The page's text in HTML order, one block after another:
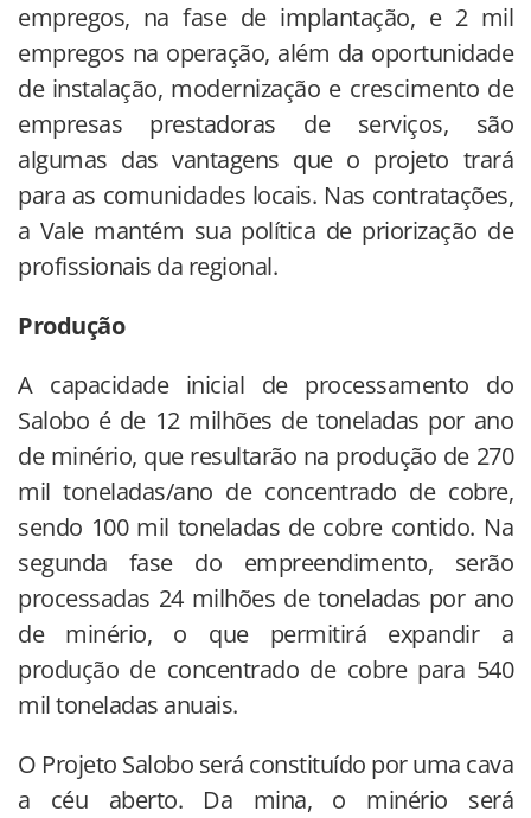
empregos, na fase de implantação, e 2 mil
empregos na operação, além da oportunidade
de instalação, modernização e crescimento de
empresas prestadoras de serviços, são
algumas das vantagens que o projeto trará
para as comunidades locais. Nas contratações,
a Vale mantém sua política de priorização de
profissionais da regional.
Produção
A capacidade inicial de processamento do
Salobo é de 12 milhões de toneladas por ano
de minério, que resultarão na produção de 270
mil toneladas/ano de concentrado de cobre,
sendo 100 mil toneladas de cobre contido. Na
segunda fase do empreendimento, serão
processadas 24 milhões de toneladas por ano
de minério, o que permitirá expandir a
produção de concentrado de cobre para 540
mil toneladas anuais.
O Projeto Salobo será constituído por uma cava
a céu aberto. Da mina, o minério será